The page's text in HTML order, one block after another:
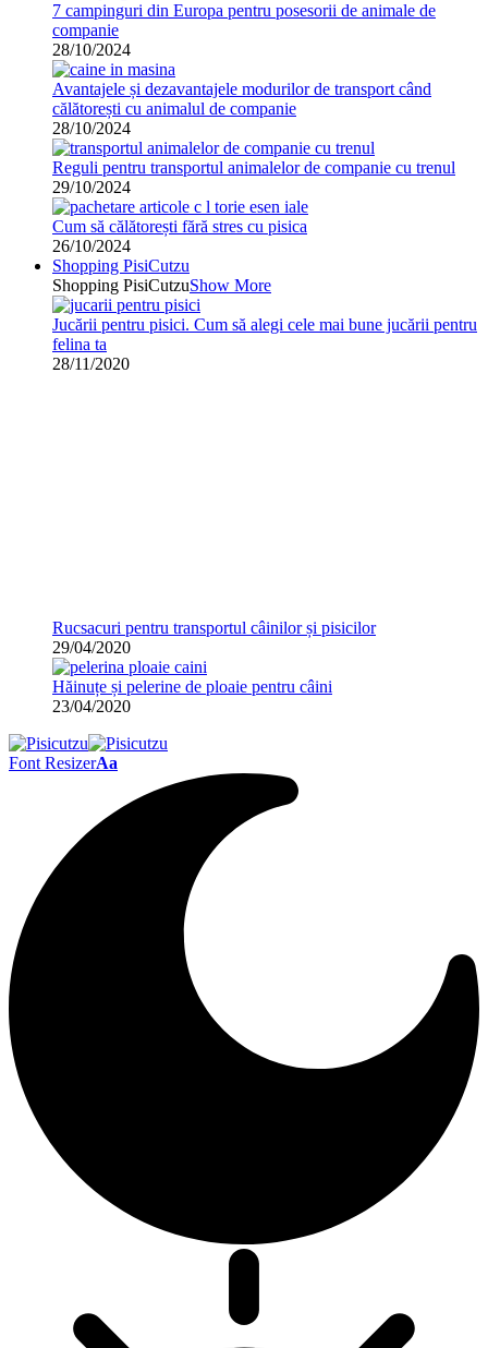
7 campinguri din Europa pentru posesorii de animale de
companie
28/10/2024
Avantajele și dezavantajele modurilor de transport când
călătorești cu animalul de companie
28/10/2024
Reguli pentru transportul animalelor de companie cu trenul
29/10/2024
Cum să călătorești fără stres cu pisica
26/10/2024
Shopping PisiCutzu
Shopping PisiCutzuShow More
Jucării pentru pisici. Cum să alegi cele mai bune jucării pentru
felina ta
28/11/2020
Rucsacuri pentru transportul câinilor și pisicilor
29/04/2020
Hăinuțe și pelerine de ploaie pentru câini
23/04/2020
Font ResizerAa